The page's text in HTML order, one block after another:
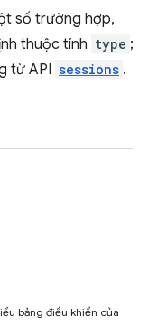
số trường hợp,
thuộc tính type ;
từ API sessions .
bảng điều khiển của